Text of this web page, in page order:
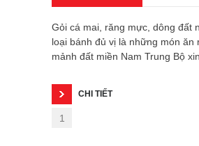
Gỏi cá mai, răng mực, dông đất
loại bánh đủ vị là những món ăn
mảnh đất miền Nam Trung Bộ
CHI TIẾT
1